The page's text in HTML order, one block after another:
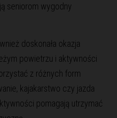
seniorom wygodny
doskonała okazja
powietrzu i aktywności
z różnych form
kajakarstwo czy jazda
pomagają utrzymać